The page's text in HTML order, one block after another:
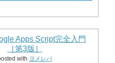
Apps Script完全入門
［第3版］
with ヨメレバ